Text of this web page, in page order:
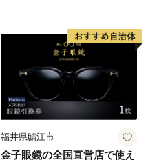
福井県鯖江市
金子眼鏡の全国直営店で使え